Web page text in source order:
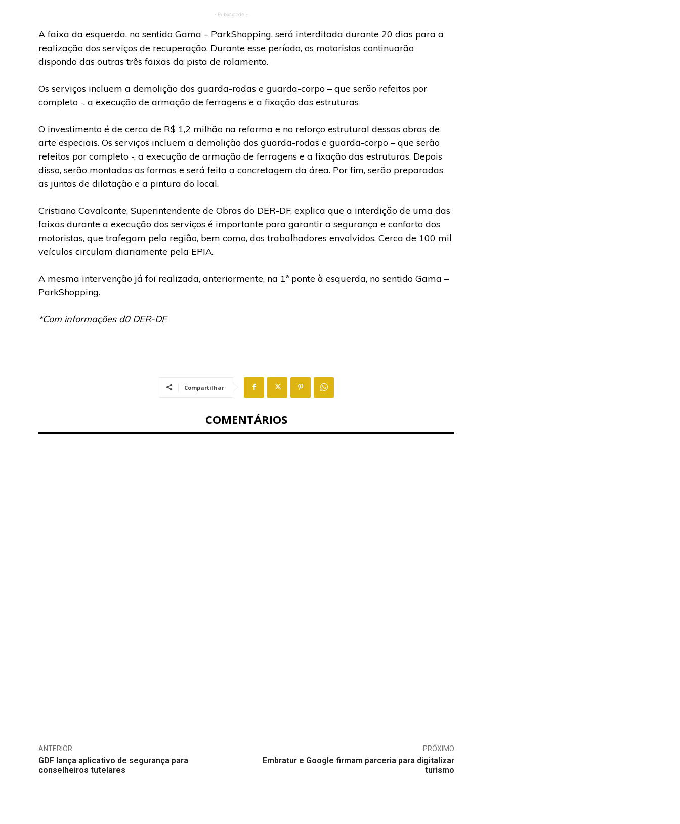
- Publicidade -
A faixa da esquerda, no sentido Gama – ParkShopping, será interditada durante 20 dias para a
realização dos serviços de recuperação. Durante esse período, os motoristas continuarão
dispondo das outras três faixas da pista de rolamento.
Os serviços incluem a demolição dos guarda-rodas e guarda-corpo – que serão refeitos por
completo -, a execução de armação de ferragens e a fixação das estruturas
O investimento é de cerca de R$ 1,2 milhão na reforma e no reforço estrutural dessas obras de
arte especiais. Os serviços incluem a demolição dos guarda-rodas e guarda-corpo – que serão
refeitos por completo -, a execução de armação de ferragens e a fixação das estruturas. Depois
disso, serão montadas as formas e será feita a concretagem da área. Por fim, serão preparadas
as juntas de dilatação e a pintura do local.
Cristiano Cavalcante, Superintendente de Obras do DER-DF, explica que a interdição de uma das
faixas durante a execução dos serviços é importante para garantir a segurança e conforto dos
motoristas, que trafegam pela região, bem como, dos trabalhadores envolvidos. Cerca de 100 mil
veículos circulam diariamente pela EPIA.
A mesma intervenção já foi realizada, anteriormente, na 1ª ponte à esquerda, no sentido Gama –
ParkShopping.
*Com informações d0 DER-DF
Compartilhar
COMENTÁRIOS
ANTERIOR
GDF lança aplicativo de segurança para
conselheiros tutelares
PRÓXIMO
Embratur e Google firmam parceria para digitalizar
turismo